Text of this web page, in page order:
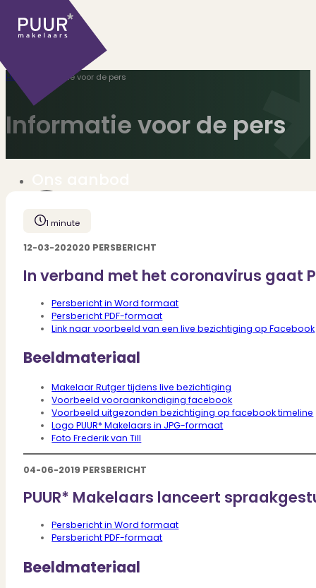
Huidige aanbod
Recentelijk verkocht
Huurwoningen
Bekijk ons huuraanbod..
Nieuwbouw projecten
De toekomst, te koop..
Diensten
Verkoop
Samen vinden wij jouw droomwoning
Taxatie
Voldoe aan alle wettelijke eisen
Stille Verkoop
Verkoop jouw huis discreet..
Vraagt om specialistische kennis...
Home Informatie voor de pers
Informatie voor de pers
1 minute
12-03-202020 PERSBERICHT
In verband met het coronavirus gaat
Persbericht in Word formaat
Persbericht PDF-formaat
Link naar voorbeeld van een live bezichtiging op Facebook
Beeldmateriaal
Makelaar Rutger tijdens live bezichtiging
Voorbeeld vooraankondiging facebook
Voorbeeld uitgezonden bezichtiging op facebook timeline
Logo PUUR* Makelaars in JPG-formaat
Foto Frederik van Till
04-06-2019 PERSBERICHT
PUUR* Makelaars lanceert
Persbericht in Word formaat
Persbericht PDF-formaat
Beeldmateriaal